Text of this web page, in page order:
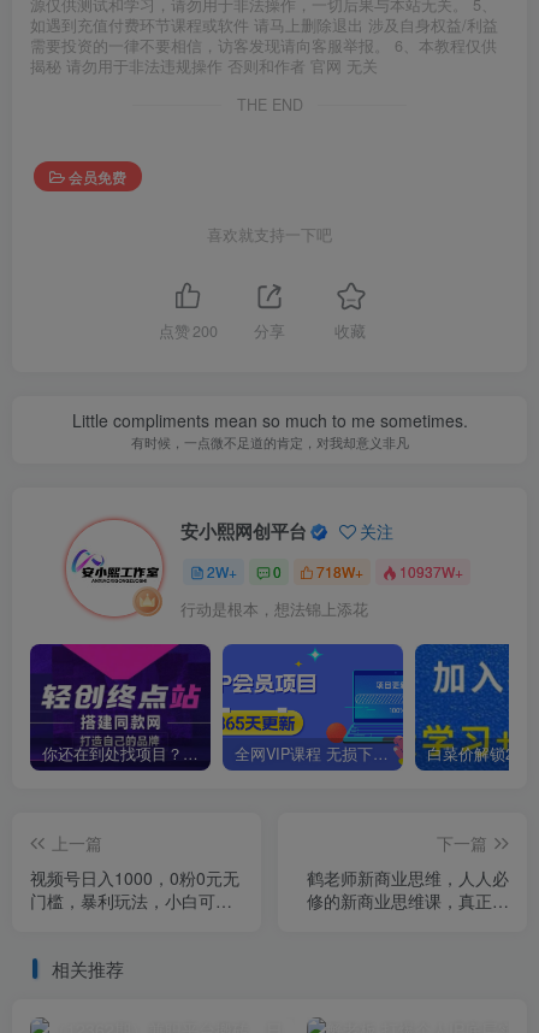
源仅供测试和学习，请勿用于非法操作，一切后果与本站无关。 5、
如遇到充值付费环节课程或软件 请马上删除退出 涉及自身权益/利益
需要投资的一律不要相信，访客发现请向客服举报。 6、本教程仅供
揭秘 请勿用于非法违规操作 否则和作者 官网 无关
THE END
会员免费
喜欢就支持一下吧
点赞 200 分享 收藏
Little compliments mean so much to me sometimes.
有时候，一点微不足道的肯定，对我却意义非凡
安小熙网创平台 关注
2W+ 0 718W+ 10937W+
行动是根本，想法锦上添花
你还在到处找项目？还在当韭菜？我靠卖项目一个月收入5万+，曾经我也是个失败者。 全网VIP课程 无损下载~
上一篇
视频号日入1000，0粉0元无
门槛，暴利玩法，小白可
下一篇
鹤老师新商业思维，人人必
修的新商业思维课，真正能
相关推荐